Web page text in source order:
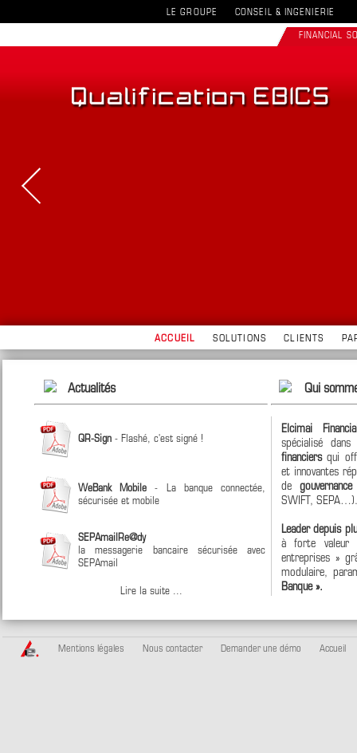
LE GROUPE CONSEIL & INGENIERIE
FINANCIAL
ACCUEIL SOLUTIONS CLIENTS
Actualités
QR-Sign - Flashé, c'est signé !
WeBank Mobile- La banque connectée,
sécurisée et mobile
SEPAmailRe@dy
la messagerie bancaire sécurisée avec
SEPAmail
Lire la suite ...
Qui
Elcimai
spécialisé
financiersqui
et innovantes
de
SWIFT, SEPA…).
Leader depuis
à forte valeur
entreprises »
modulaire,
Banque ».
Mentions légales Nous contacter Demander une démo Accueil